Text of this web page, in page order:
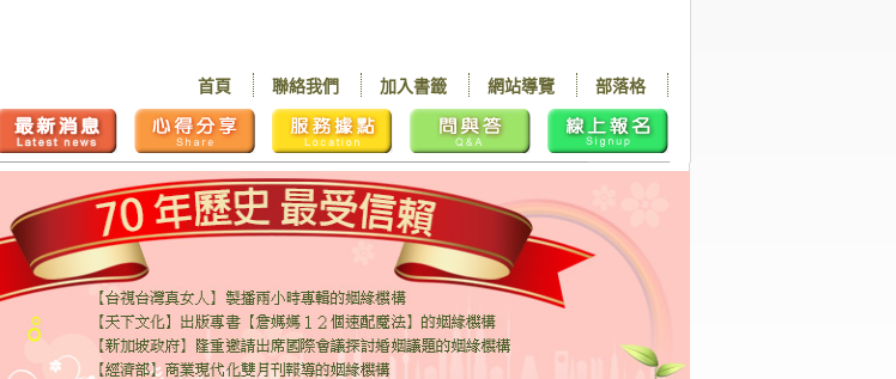
部落格
網站導覽
加入書籤
聯絡我們
首頁